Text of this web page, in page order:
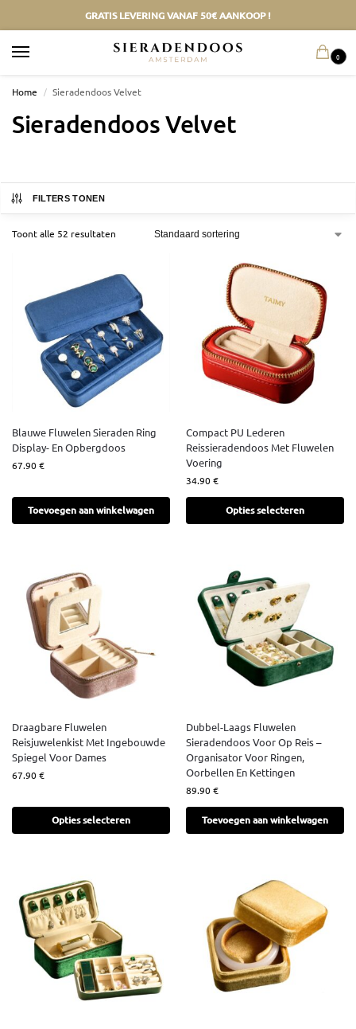
GRATIS LEVERING VANAF 50€ AANKOOP !
0
Home / Sieradendoos Velvet
Sieradendoos Velvet
FILTERS TONEN
Toont alle 52 resultaten
Blauwe Fluwelen Sieraden Ring
Display- En Opbergdoos
67.90€
Toevoegen aan winkelwagen
Compact PU Lederen
Reissieradendoos Met Fluwelen
Voering
34.90€
Opties selecteren
Draagbare Fluwelen
Reisjuwelenkist Met Ingebouwde
Spiegel Voor Dames
67.90€
Opties selecteren
Dubbel-Laags Fluwelen
Sieradendoos Voor Op Reis –
Organisator Voor Ringen,
Oorbellen En Kettingen
89.90€
Toevoegen aan winkelwagen